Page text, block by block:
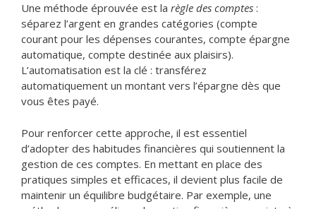
Une méthode éprouvée est la règle des comptes :
séparez l’argent en grandes catégories (compte
courant pour les dépenses courantes, compte épargne
automatique, compte destinée aux plaisirs).
L’automatisation est la clé : transférez
automatiquement un montant vers l’épargne dès que
vous êtes payé.
Pour renforcer cette approche, il est essentiel
d’adopter des habitudes financières qui soutiennent la
gestion de ces comptes. En mettant en place des
pratiques simples et efficaces, il devient plus facile de
maintenir un équilibre budgétaire. Par exemple, une